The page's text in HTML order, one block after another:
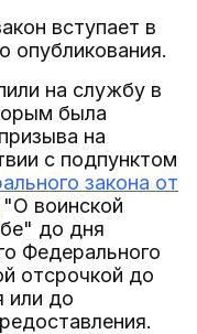
вступает в
опубликования.
на службу в
была
на
с подпунктом
закона от
"О воинской
до дня
Федерального
отсрочкой до
или до